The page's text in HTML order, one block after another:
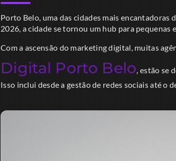
Porto Belo, uma das cidades mais encantadoras
2026, a cidade se tornou um hub para pequenas
Com a ascensão do marketing digital, muitas
Digital Porto Belo , estão se
Isso inclui desde a gestão de redes sociais até o